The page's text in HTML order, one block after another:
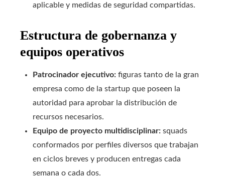
aplicable y medidas de seguridad compartidas.
Estructura de gobernanza y
equipos operativos
Patrocinador ejecutivo: figuras tanto de la gran
empresa como de la startup que poseen la
autoridad para aprobar la distribución de
recursos necesarios.
Equipo de proyecto multidisciplinar: squads
conformados por perfiles diversos que trabajan
en ciclos breves y producen entregas cada
semana o cada dos.